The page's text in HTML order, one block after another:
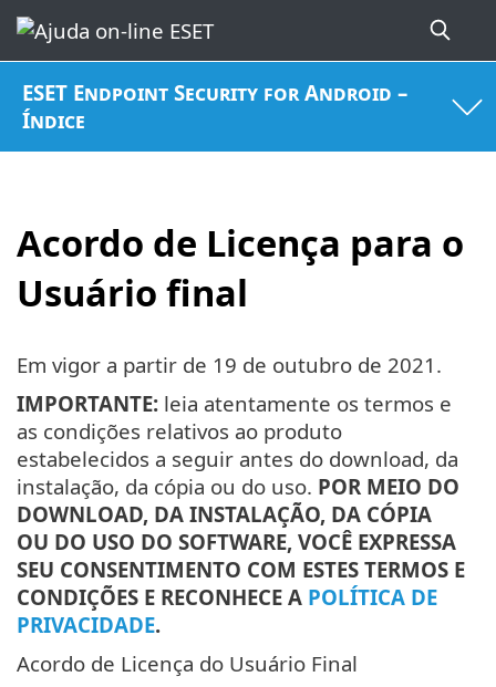
ESET Endpoint Security for Android –
Índice
Acordo de Licença para o
Usuário final
Em vigor a partir de 19 de outubro de 2021 .
IMPORTANTE: leia atentamente os termos e
as condições relativos ao produto
estabelecidos a seguir antes do download, da
instalação, da cópia ou do uso. POR MEIO DO
DOWNLOAD, DA INSTALAÇÃO, DA CÓPIA
OU DO USO DO SOFTWARE, VOCÊ EXPRESSA
SEU CONSENTIMENTO COM ESTES TERMOS E
CONDIÇÕES E RECONHECE A POLÍTICA DE
PRIVACIDADE.
Acordo de Licença do Usuário Final